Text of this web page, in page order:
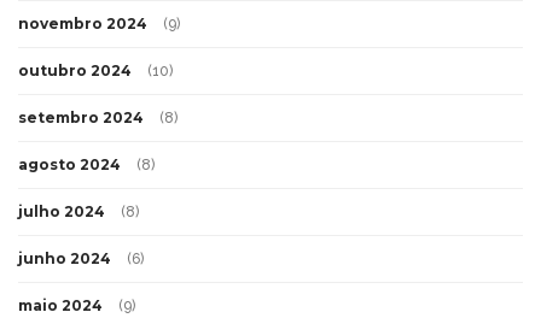
novembro 2024 (9)
outubro 2024 (10)
setembro 2024 (8)
agosto 2024 (8)
julho 2024 (8)
junho 2024 (6)
maio 2024 (9)